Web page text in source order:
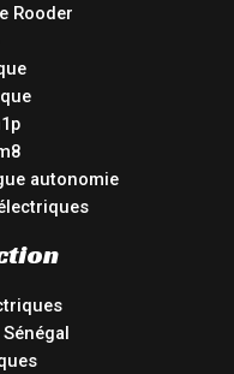
Rooder
autonomie